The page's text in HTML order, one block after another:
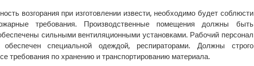
возгорания при изготовлении извести, необходимо будет соблюсти
требования. Производственные помещения должны быть
сильными вентиляционными установками. Рабочий персонал
специальной одеждой, респираторами. Должны строго
требования по хранению и транспортированию материала.